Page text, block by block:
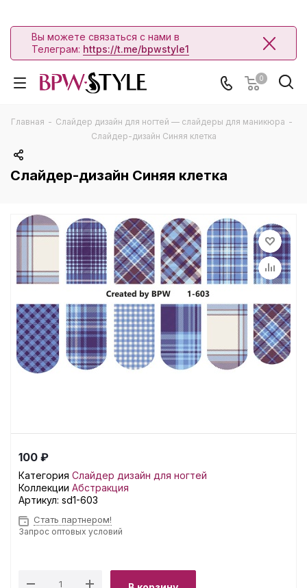
Вы можете связаться с нами в
Телеграм: https://t.me/bpwstyle1
0
Главная - Слайдер дизайн для ногтей — слайдеры для маникюра -
Слайдер-дизайн Синяя клетка
Слайдер-дизайн Синяя клетка
100 ₽
Категория Слайдер дизайн для ногтей
Коллекции Абстракция
Артикул: sd1-603
Стать партнером!
Запрос оптовых условий